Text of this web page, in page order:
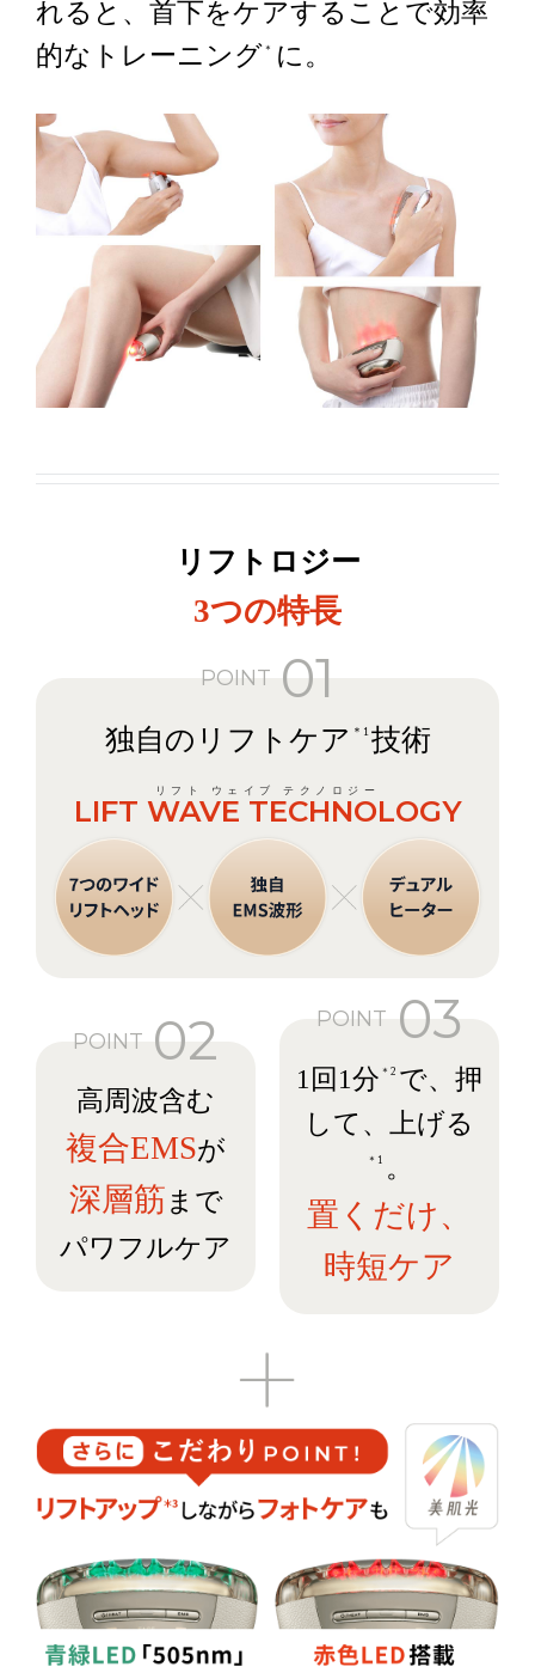
れると、首下をケアすることで効率
的なトレーニング ＊ に。
リフトロジー
3つの特長
POINT 01
独自のリフトケア ＊1 技術
LIFT WAVE TECHNOLOGY
POINT 02
高周波含む
複合EMSが
深層筋まで
パワフルケア
POINT 03
1回1分 ＊2 で、押
して、上げる
＊1 。
置くだけ、
時短ケア